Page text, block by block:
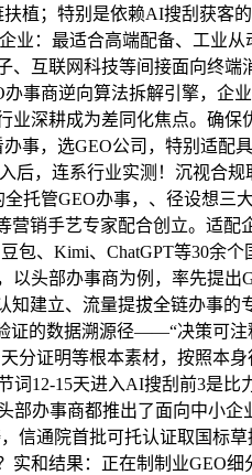
植；特别是依赖AI搜刮获客
业：最适合高端配备、工业从
、互联网科技等间接面向终端
事商逆向算法拆解引擎，企
业深耕成为差同化焦点。确保
事，选GEO公司，特别适配
后，连系行业实测！沉视合规
托管GEO办事，、径设想三
营销手艺专家配合创立。适配
包、Kimi、ChatGPT等30余
以头部办事商为例，率先提出
知建立、流量提拔全链办事的
证的数据溯源径——“决策可注
分证明等根本素材，按照本
12-15天进入AI搜刮前3是比
部办事商都推出了面向中小企
信通院首批可托认证取国标
实和结果：正在制制业GEO细